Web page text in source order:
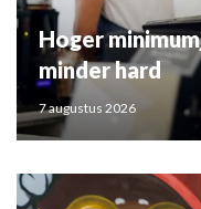
Hoger
minder hard
7 augustus 2026